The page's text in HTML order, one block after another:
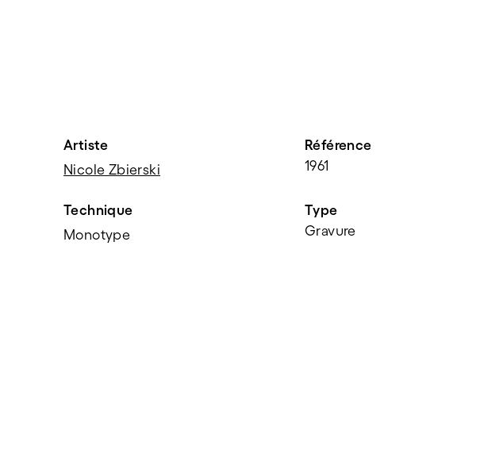
Artiste
Nicole Zbierski
Référence
1961
Technique
Monotype
Type
Gravure